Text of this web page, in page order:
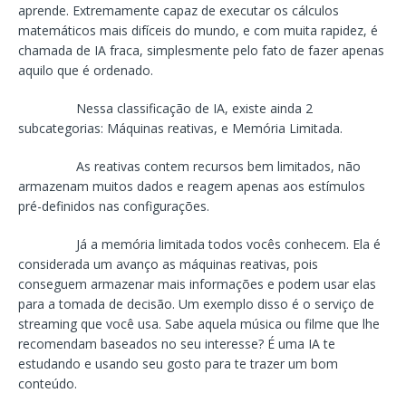
aprende. Extremamente capaz de executar os cálculos
matemáticos mais difíceis do mundo, e com muita rapidez, é
chamada de IA fraca, simplesmente pelo fato de fazer apenas
aquilo que é ordenado.
Nessa classificação de IA, existe ainda 2
subcategorias: Máquinas reativas, e Memória Limitada.
As reativas contem recursos bem limitados, não
armazenam muitos dados e reagem apenas aos estímulos
pré-definidos nas configurações.
Já a memória limitada todos vocês conhecem. Ela é
considerada um avanço as máquinas reativas, pois
conseguem armazenar mais informações e podem usar elas
para a tomada de decisão. Um exemplo disso é o serviço de
streaming que você usa. Sabe aquela música ou filme que lhe
recomendam baseados no seu interesse? É uma IA te
estudando e usando seu gosto para te trazer um bom
conteúdo.